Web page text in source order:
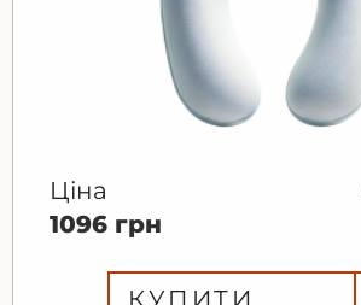
Ціна
1096 грн
КУПИТИ